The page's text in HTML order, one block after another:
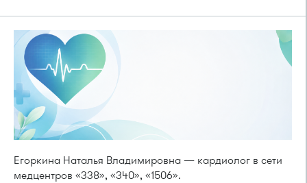
Егоркина Наталья Владимировна — кардиолог в сети
медцентров «338», «340», «1506».